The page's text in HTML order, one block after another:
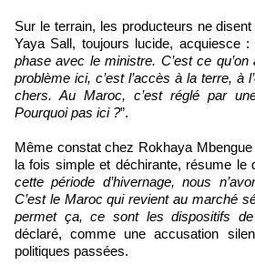
Sur le terrain, les producteurs ne
Yaya Sall, toujours lucide, acquiesce :
phase avec le ministre. C’est ce
problème ici, c’est l’accès à la terre, à
chers. Au Maroc, c’est réglé par
Pourquoi pas ici ?”.
Même constat chez Rokhaya
la fois simple et déchirante, résume le
cette période d’hivernage, nous
C’est le Maroc qui revient au marché
permet ça, ce sont les dispositifs de
déclaré, comme une accusation
politiques passées.